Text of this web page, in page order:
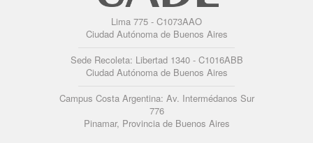
Lima 775 - C1073AAO
Ciudad Autónoma de Buenos Aires
Sede Recoleta: Libertad 1340 - C1016ABB
Ciudad Autónoma de Buenos Aires
Campus Costa Argentina: Av. Intermédanos Sur
776
Pinamar, Provincia de Buenos Aires